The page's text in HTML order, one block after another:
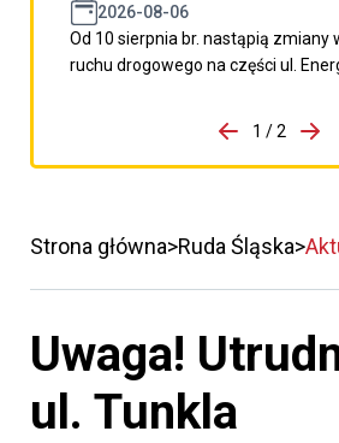
2026-08-06
Od 10 sierpnia br. nastąpią zmiany
ruchu drogowego na części ul.
porzpedniego komunikatu
1 / 2
Strona główna Ruda Śląska
Uwaga!
ul. Tunkla